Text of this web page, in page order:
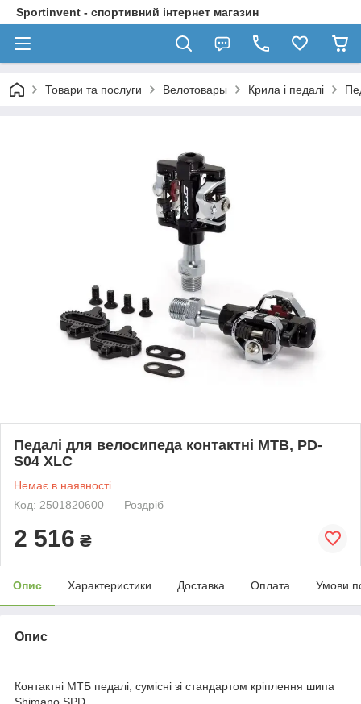
Sportinvent - спортивний інтернет магазин
Товари та послуги Велотовары Крила і педалі
Педалі для велосипеда контактні MTB, PD-
S04 XLC
Немає в наявності
Код: 2501820600
Роздріб
2 516 ₴
Опис Характеристики Доставка Оплата Умови
Опис
Контактні МТБ педалі, сумісні зі стандартом кріплення шипа
Shimano SPD.